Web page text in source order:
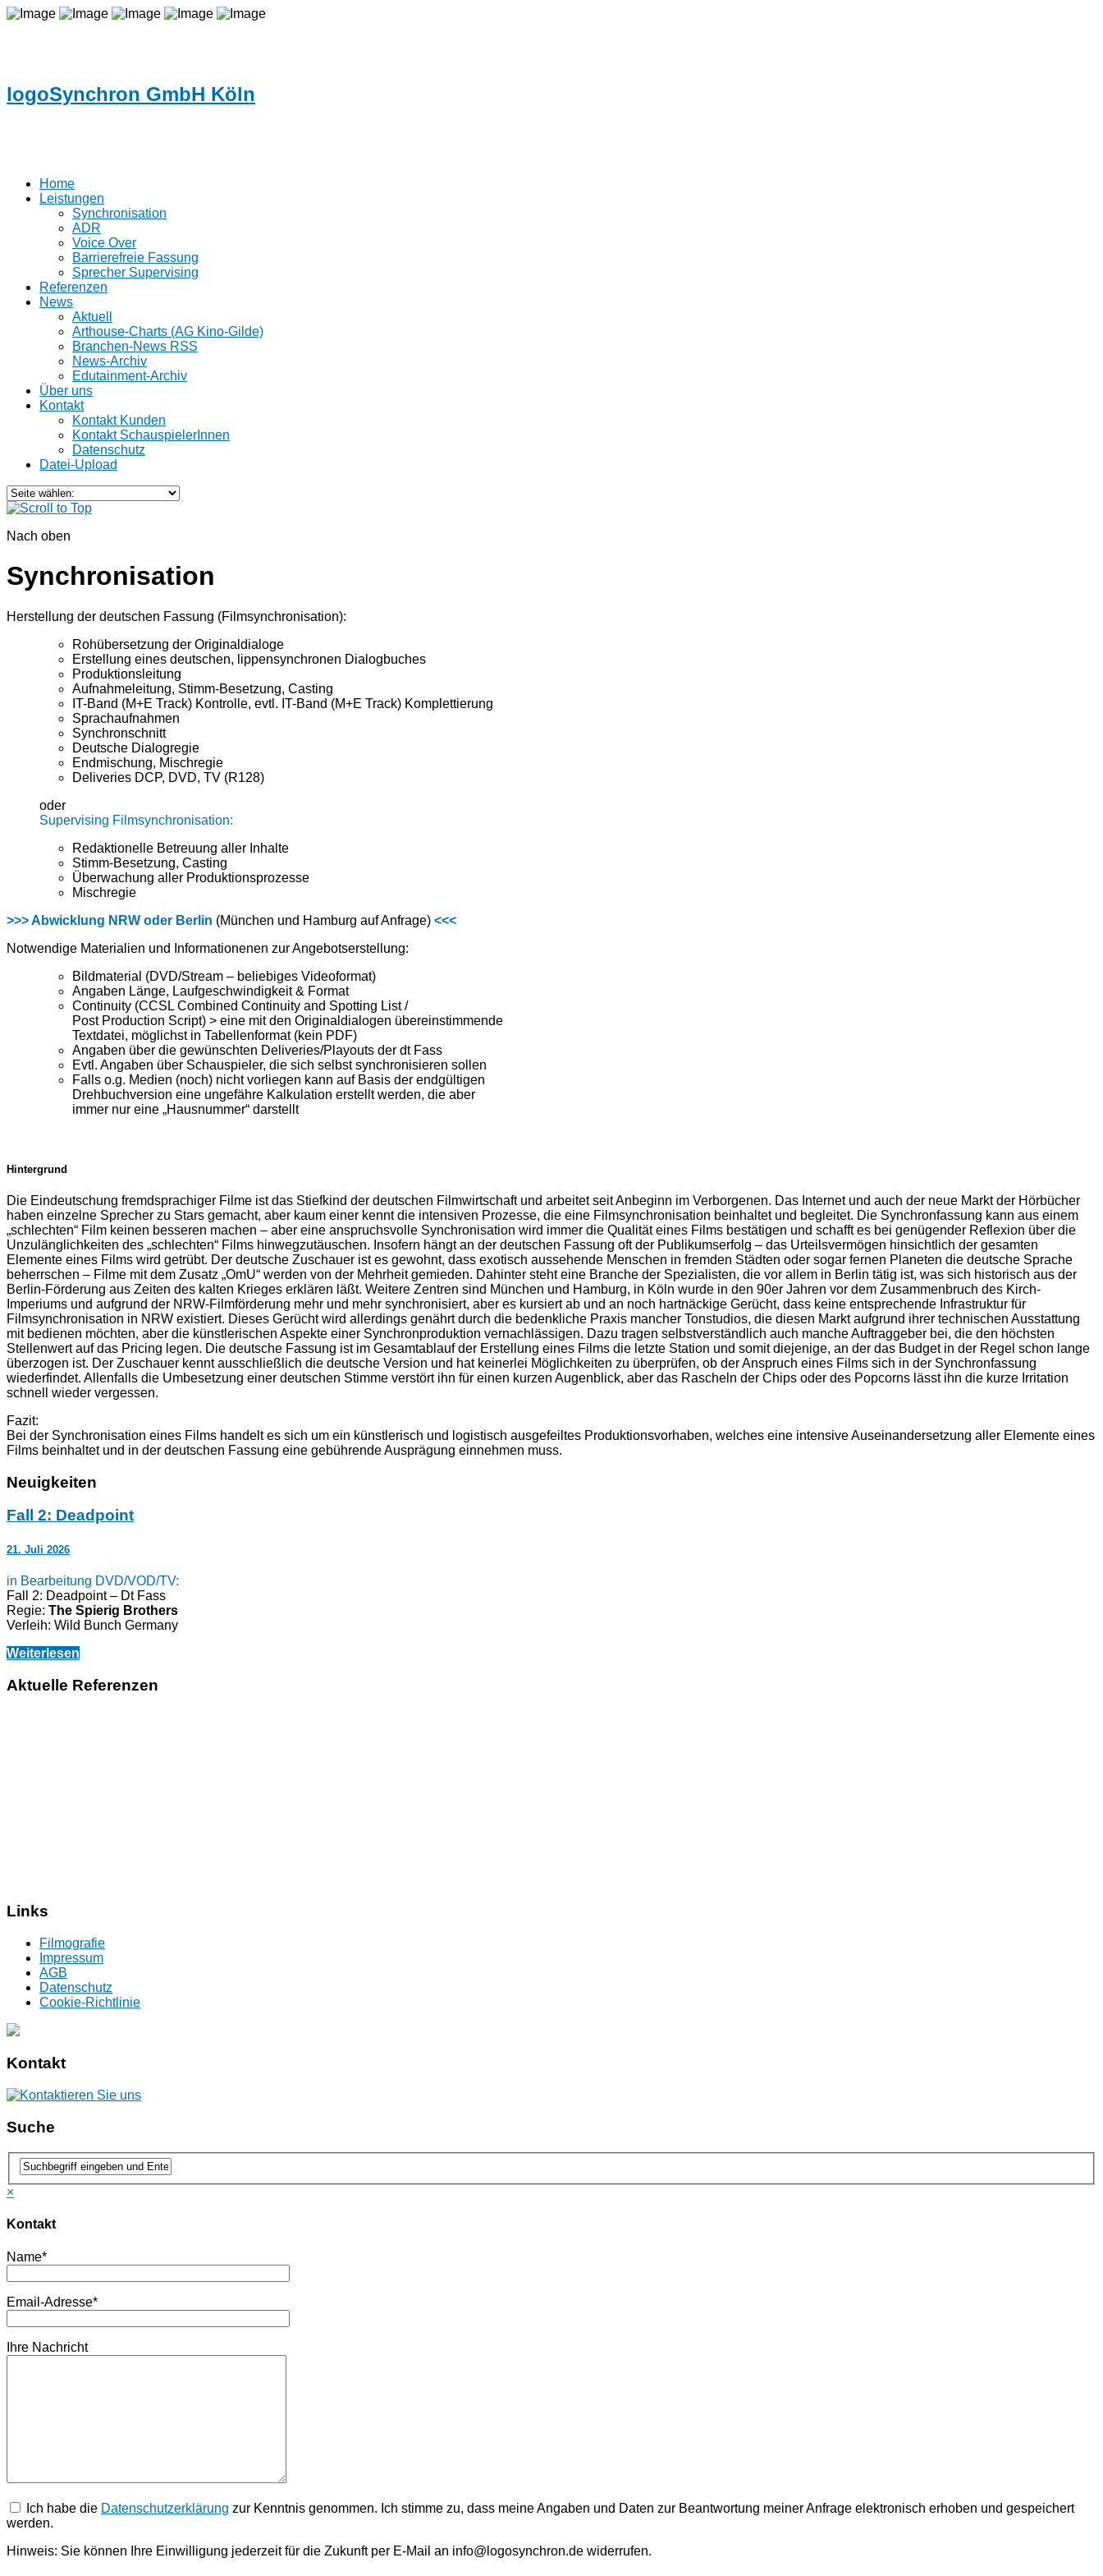
logoSynchron GmbH Köln
Home
Leistungen
Synchronisation
ADR
Voice Over
Barrierefreie Fassung
Sprecher Supervising
Referenzen
News
Aktuell
Arthouse-Charts (AG Kino-Gilde)
Branchen-News RSS
News-Archiv
Edutainment-Archiv
Über uns
Kontakt
Kontakt Kunden
Kontakt SchauspielerInnen
Datenschutz
Datei-Upload
Nach oben
Synchronisation
Herstellung der deutschen Fassung (Filmsynchronisation):
Rohübersetzung der Originaldialoge
Erstellung eines deutschen, lippensynchronen Dialogbuches
Produktionsleitung
Aufnahmeleitung, Stimm-Besetzung, Casting
IT-Band (M+E Track) Kontrolle, evtl. IT-Band (M+E Track) Komplettierung
Sprachaufnahmen
Synchronschnitt
Deutsche Dialogregie
Endmischung, Mischregie
Deliveries DCP, DVD, TV (R128)
oder
Supervising Filmsynchronisation:
Redaktionelle Betreuung aller Inhalte
Stimm-Besetzung, Casting
Überwachung aller Produktionsprozesse
Mischregie
>>> Abwicklung NRW oder Berlin (München und Hamburg auf Anfrage) <<<
Notwendige Materialien und Informationenen zur Angebotserstellung:
Bildmaterial (DVD/Stream – beliebiges Videoformat)
Angaben Länge, Laufgeschwindigkeit & Format
Continuity (CCSL Combined Continuity and Spotting List /
Post Production Script) > eine mit den Originaldialogen übereinstimmende
Textdatei, möglichst in Tabellenformat (kein PDF)
Angaben über die gewünschten Deliveries/Playouts der dt Fass
Evtl. Angaben über Schauspieler, die sich selbst synchronisieren sollen
Falls o.g. Medien (noch) nicht vorliegen kann auf Basis der endgültigen
Drehbuchversion eine ungefähre Kalkulation erstellt werden, die aber
immer nur eine „Hausnummer“ darstellt
Hintergrund
Die Eindeutschung fremdsprachiger Filme ist das Stiefkind der deutschen Filmwirtschaft und arbeitet seit Anbeginn im Verborgenen. Das Internet und auch der neue Markt der Hörbücher
haben einzelne Sprecher zu Stars gemacht, aber kaum einer kennt die intensiven Prozesse, die eine Filmsynchronisation beinhaltet und begleitet. Die Synchronfassung kann aus einem
„schlechten“ Film keinen besseren machen – aber eine anspruchsvolle Synchronisation wird immer die Qualität eines Films bestätigen und schafft es bei genügender Reflexion über die
Unzulänglichkeiten des „schlechten“ Films hinwegzutäuschen. Insofern hängt an der deutschen Fassung oft der Publikumserfolg – das Urteilsvermögen hinsichtlich der gesamten
Elemente eines Films wird getrübt. Der deutsche Zuschauer ist es gewohnt, dass exotisch aussehende Menschen in fremden Städten oder sogar fernen Planeten die deutsche Sprache
beherrschen – Filme mit dem Zusatz „OmU“ werden von der Mehrheit gemieden. Dahinter steht eine Branche der Spezialisten, die vor allem in Berlin tätig ist, was sich historisch aus der
Berlin-Förderung aus Zeiten des kalten Krieges erklären läßt. Weitere Zentren sind München und Hamburg, in Köln wurde in den 90er Jahren vor dem Zusammenbruch des Kirch-
Imperiums und aufgrund der NRW-Filmförderung mehr und mehr synchronisiert, aber es kursiert ab und an noch hartnäckige Gerücht, dass keine entsprechende Infrastruktur für
Filmsynchronisation in NRW existiert. Dieses Gerücht wird allerdings genährt durch die bedenkliche Praxis mancher Tonstudios, die diesen Markt aufgrund ihrer technischen Ausstattung
mit bedienen möchten, aber die künstlerischen Aspekte einer Synchronproduktion vernachlässigen. Dazu tragen selbstverständlich auch manche Auftraggeber bei, die den höchsten
Stellenwert auf das Pricing legen. Die deutsche Fassung ist im Gesamtablauf der Erstellung eines Films die letzte Station und somit diejenige, an der das Budget in der Regel schon lange
überzogen ist. Der Zuschauer kennt ausschließlich die deutsche Version und hat keinerlei Möglichkeiten zu überprüfen, ob der Anspruch eines Films sich in der Synchronfassung
wiederfindet. Allenfalls die Umbesetzung einer deutschen Stimme verstört ihn für einen kurzen Augenblick, aber das Rascheln der Chips oder des Popcorns lässt ihn die kurze Irritation
schnell wieder vergessen.
Fazit:
Bei der Synchronisation eines Films handelt es sich um ein künstlerisch und logistisch ausgefeiltes Produktionsvorhaben, welches eine intensive Auseinandersetzung aller Elemente eines
Films beinhaltet und in der deutschen Fassung eine gebührende Ausprägung einnehmen muss.
Neuigkeiten
Fall 2: Deadpoint
21. Juli 2026
in Bearbeitung DVD/VOD/TV:
Fall 2: Deadpoint – Dt Fass
Regie: The Spierig Brothers
Verleih: Wild Bunch Germany
Weiterlesen
Aktuelle Referenzen
Links
Filmografie
Impressum
AGB
Datenschutz
Cookie-Richtlinie
Kontakt
Suche
×
Kontakt
Name*
Email-Adresse*
Ihre Nachricht
Ich habe die Datenschutz­erklärung zur Kenntnis genommen. Ich stimme zu, dass meine Angaben und Daten zur Beantwortung meiner Anfrage elektronisch erhoben und gespeichert
werden.
Hinweis: Sie können Ihre Einwilligung jederzeit für die Zukunft per E-Mail an info@logosynchron.de widerrufen.